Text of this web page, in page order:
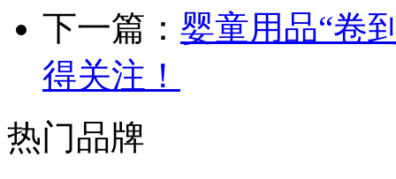
下一篇： 婴童用品“卷
得关注！
热门品牌